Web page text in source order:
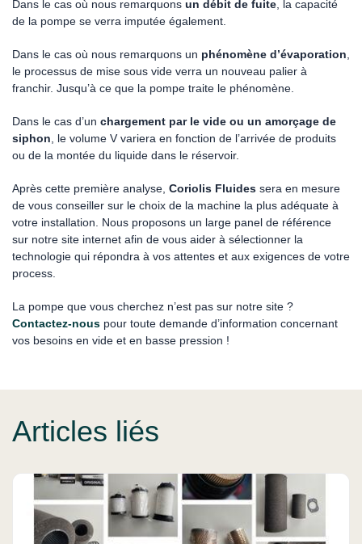
Dans le cas où nous remarquons un débit de fuite , la capacité
de la pompe se verra imputée également.
Dans le cas où nous remarquons un phénomène d’évaporation
le processus de mise sous vide verra un nouveau palier à
franchir. Jusqu’à ce que la pompe traite le phénomène.
Dans le cas d’un chargement par le vide ou un amorçage de
siphon , le volume V variera en fonction de l’arrivée de produits
ou de la montée du liquide dans le réservoir.
Après cette première analyse, Coriolis Fluides sera en mesure
de vous conseiller sur le choix de la machine la plus adéquate à
votre installation. Nous proposons un large panel de référence
sur notre site internet afin de vous aider à sélectionner la
technologie qui répondra à vos attentes et aux exigences de votre
process.
La pompe que vous cherchez n’est pas sur notre site ?
Contactez-nous pour toute demande d’information concernant
vos besoins en vide et en basse pression !
Articles liés